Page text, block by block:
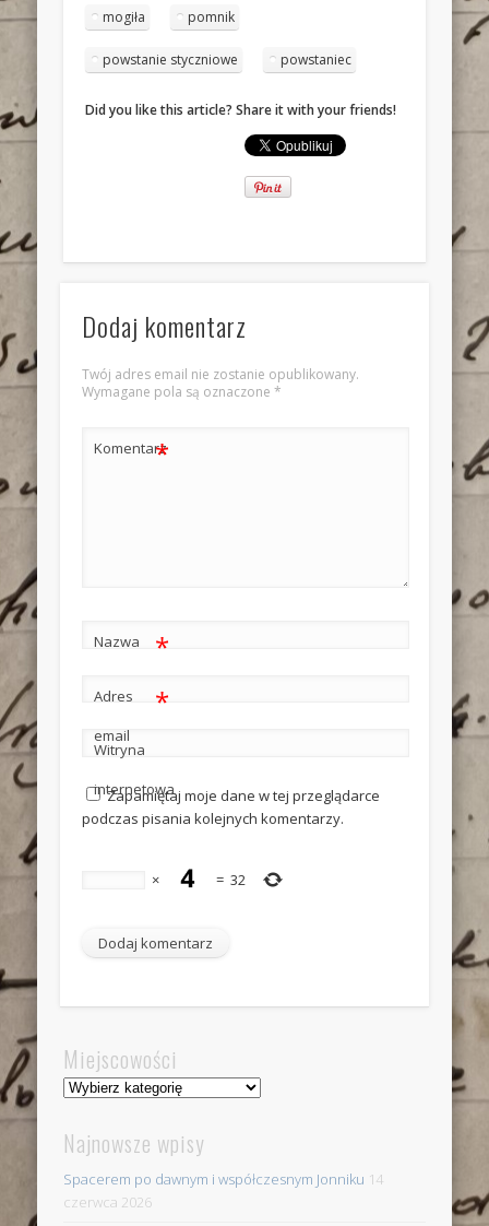
mogiła pomnik
powstanie styczniowe powstaniec
Did you like this article? Share it with your friends!
Dodaj komentarz
Twój adres email nie zostanie opublikowany.
Wymagane pola są oznaczone *
Komentarz
*
Nazwa *
Adres
email
*
Witryna
internetowa
Zapamiętaj moje dane w tej przeglądarce
podczas pisania kolejnych komentarzy.
× = 32
Miejscowości
Miejscowości
Najnowsze wpisy
Spacerem po dawnym i współczesnym Jonniku 14
czerwca 2026